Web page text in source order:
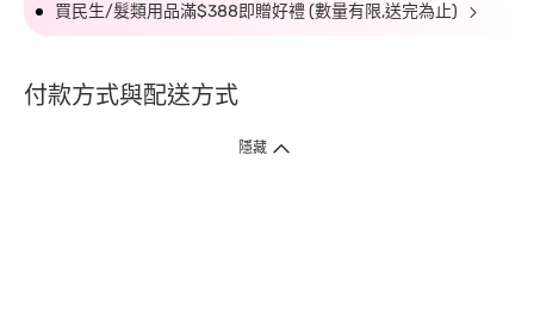
買民生/髮類用品滿$388即贈好禮 (數量有限,送完為止)
付款方式與配送方式
隱藏